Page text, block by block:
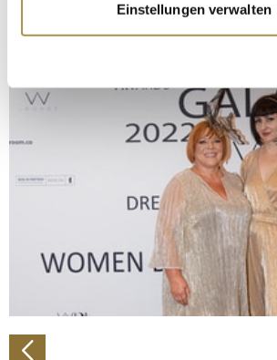
Informationen über Ihre
erfassen, welche bis auf einige
bestimmten Merkmalen
Erfahren Sie mehr darüber, wie Ihre
verarbeitet werden, und legen Sie Ihre
Abschnitt Einzelheitenfest.
Wir verwenden Cookies, um Inhalte und
personalisieren, Funktionen für soziale
zu können und die Zugriffe auf unsere
analysieren. Außerdem geben wir
Verwendung unserer Website an unsere
Partner führen diese Informationen
Einstellungen verwalten